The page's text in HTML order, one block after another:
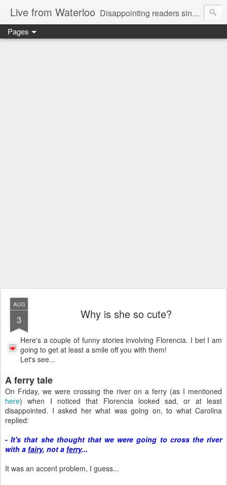
Live from Waterloo Disappointing readers since 2006
Pages
AUG
3 Why is she so cute?
Here's a couple of funny stories involving Florencia. I bet I am
going to get at least a smile off you with them!
Let's see...
A ferry tale
On Friday, we were crossing the river on a ferry (as I mentioned
here) when I noticed that Florencia looked sad, or at least
disappointed. I asked her what was going on, to what Carolina
replied:
- It's that she thought that we were going to cross the river
with a fairy, not a ferry...
It was an accent problem, I guess...